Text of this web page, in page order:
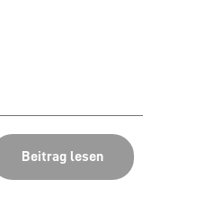
Beitrag lesen